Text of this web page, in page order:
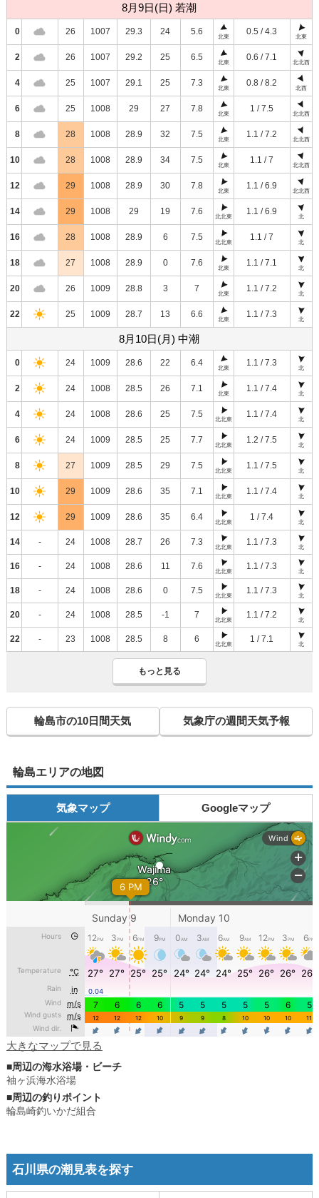
8月9日(日) 若潮
0 26 1007 29.3 24 5.6
北東
0.5 / 4.3
北東
2 26 1007 29.2 25 6.5
北東
0.6 / 7.1
北北西
4 25 1007 29.1 25 7.3
北東
0.8 / 8.2
北西
6 25 1008 29 27 7.8
北東
1 / 7.5
北北西
8 28 1008 28.9 32 7.5
北東
1.1 / 7.2
北北西
10 28 1008 28.9 34 7.5
北東
1.1 / 7
北北西
12 29 1008 28.9 30 7.8
北東
1.1 / 6.9
北北西
14 29 1008 29 19 7.6
北北東
1.1 / 6.9
北
16 28 1008 28.9 6 7.5
北北東
1.1 / 7
北
18 27 1008 28.9 0 7.6
北東
1.1 / 7.1
北
20 26 1009 28.8 3 7
北東
1.1 / 7.2
北
22 25 1009 28.7 13 6.6
北東
1.1 / 7.3
北
8月10日(月) 中潮
0 24 1009 28.6 22 6.4
北東
1.1 / 7.3
北
2 24 1008 28.5 26 7.1
北東
1.1 / 7.4
北
4 24 1008 28.6 25 7.5
北北東
1.1 / 7.4
北
6 24 1009 28.5 25 7.7
北北東
1.2 / 7.5
北
8 27 1009 28.5 29 7.5
北北東
1.1 / 7.5
北
10 29 1009 28.6 35 7.1
北北東
1.1 / 7.4
北
12 29 1009 28.6 35 6.4
北北東
1 / 7.4
北
14 - 24 1008 28.7 26 7.3
北北東
1.1 / 7.3
北
16 - 24 1008 28.6 11 7.6
北北東
1.1 / 7.3
北
18 - 24 1008 28.6 0 7.5
北北東
1.1 / 7.3
北
20 - 24 1008 28.5 -1 7
北北東
1.1 / 7.2
北
22 - 23 1008 28.5 8 6
北北東
1 / 7.1
北
もっと見る
輪島市の10日間天気 気象庁の週間天気予報
輪島エリアの地図
気象マップ Googleマップ
大きなマップで見る
■周辺の海水浴場・ビーチ
袖ヶ浜海水浴場
■周辺の釣りポイント
輪島崎釣いかだ組合
石川県の潮見表を探す